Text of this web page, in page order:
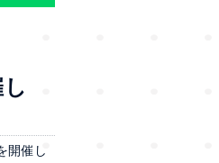
開催し